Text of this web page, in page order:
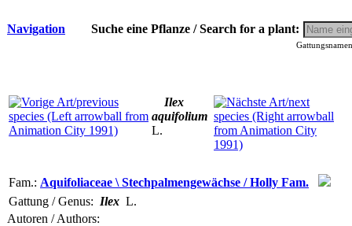
Navigation Suche eine Pflanze / Search for a plant:
Ilex
aquifolium
L.
Fam.: Aquifoliaceae \ Stechpalmengewächse / Holly Fam.
Gattung / Genus: Ilex L.
Autoren / Authors: